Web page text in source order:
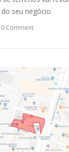
do seu negócio.
0 Comment